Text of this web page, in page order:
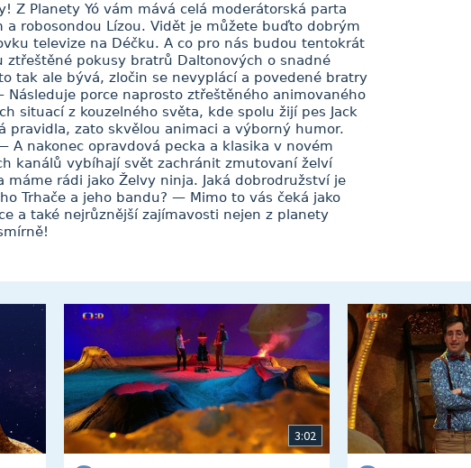
Z Planety Yó vám mává celá moderátorská parta
a robosondou Lízou. Vidět je můžete buďto dobrým
televize na Déčku. A co pro nás budou tentokrát
pokusy bratrů Daltonových o snadné
tak ale bývá, zločin se nevyplácí a povedené bratry
porce naprosto ztřeštěného animovaného
situací z kouzelného světa, kde spolu žijí pes Jack
pravidla, zato skvělou animaci a výborný humor.
A nakonec opravdová pecka a klasika v novém
kanálů vybíhají svět zachránit zmutovaní želví
rádi jako Želvy ninja. Jaká dobrodružství je
Trhače a jeho bandu? — Mimo to vás čeká jako
a také nejrůznější zajímavosti nejen z planety
3:02